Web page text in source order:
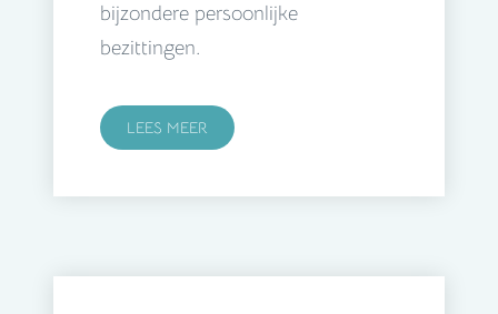
bijzondere persoonlijke
bezittingen.
LEES MEER